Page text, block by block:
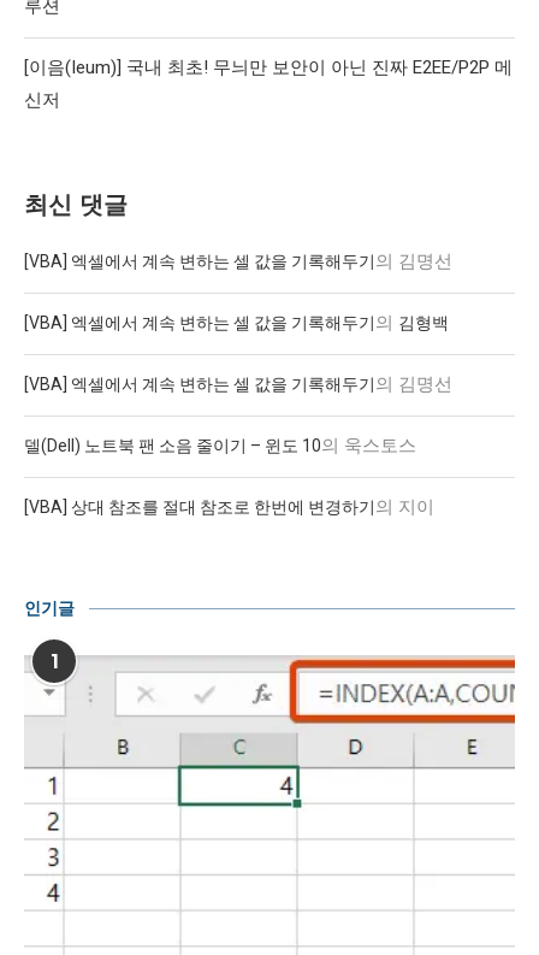
루션
[이음(Ieum)] 국내 최초! 무늬만 보안이 아닌 진짜 E2EE/P2P 메
신저
최신 댓글
[VBA] 엑셀에서 계속 변하는 셀 값을 기록해두기의 김명선
[VBA] 엑셀에서 계속 변하는 셀 값을 기록해두기의 김형백
[VBA] 엑셀에서 계속 변하는 셀 값을 기록해두기의 김명선
델(Dell) 노트북 팬 소음 줄이기 – 윈도 10의 욱스토스
[VBA] 상대 참조를 절대 참조로 한번에 변경하기의 지이
인기글
1